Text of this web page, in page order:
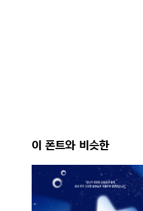
이 폰트와 비슷한